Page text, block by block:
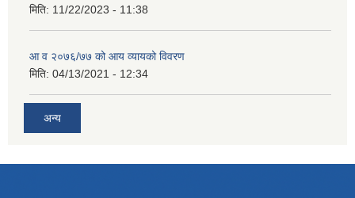
मिति: 11/22/2023 - 11:38
आ व २०७६/७७ को आय व्यायको विवरण
मिति: 04/13/2021 - 12:34
अन्य